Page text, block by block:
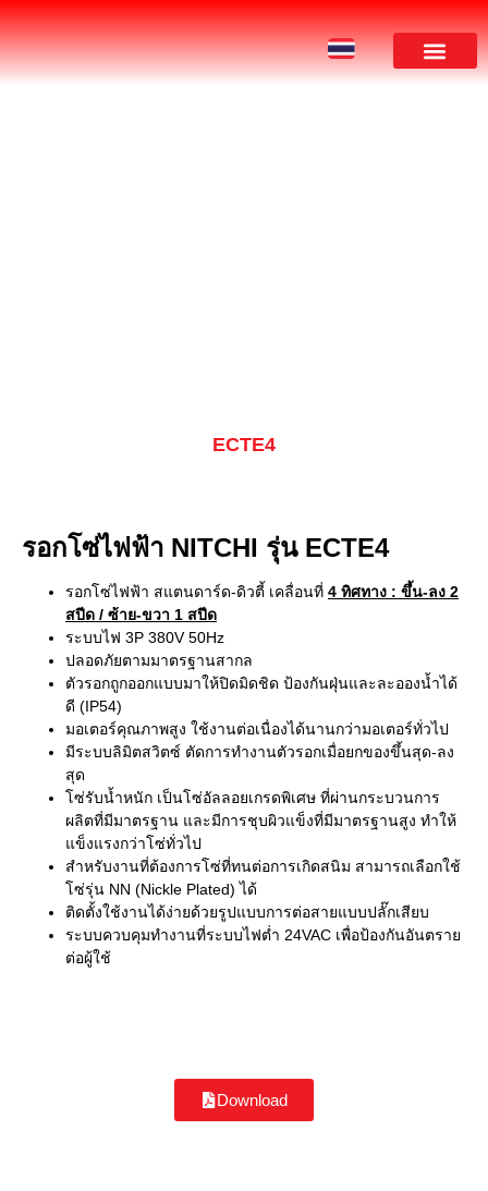
ECTE4
รอกโซ่ไฟฟ้า NITCHI รุ่น ECTE4
รอกโซ่ไฟฟ้า สแตนดาร์ด-ดิวตี้ เคลื่อนที่ 4 ทิศทาง : ขึ้น-ลง 2
สปีด / ซ้าย-ขวา 1 สปีด
ระบบไฟ 3P 380V 50Hz
ปลอดภัยตามมาตรฐานสากล
ตัวรอกถูกออกแบบมาให้ปิดมิดชิด ป้องกันฝุ่นและละอองน้ำได้
ดี (IP54)
มอเตอร์คุณภาพสูง ใช้งานต่อเนื่องได้นานกว่ามอเตอร์ทั่วไป
มีระบบลิมิตสวิตซ์ ตัดการทำงานตัวรอกเมื่อยกของขึ้นสุด-ลง
สุด
โซ่รับน้ำหนัก เป็นโซ่อัลลอยเกรดพิเศษ ที่ผ่านกระบวนการ
ผลิตที่มีมาตรฐาน และมีการชุบผิวแข็งที่มีมาตรฐานสูง ทำให้
แข็งแรงกว่าโซ่ทั่วไป
สำหรับงานที่ต้องการโซ่ที่ทนต่อการเกิดสนิม สามารถเลือกใช้
โซ่รุ่น NN (Nickle Plated) ได้
ติดตั้งใช้งานได้ง่ายด้วยรูปแบบการต่อสายแบบปลั๊กเสียบ
ระบบควบคุมทำงานที่ระบบไฟต่ำ 24VAC เพื่อป้องกันอันตราย
ต่อผู้ใช้
Download